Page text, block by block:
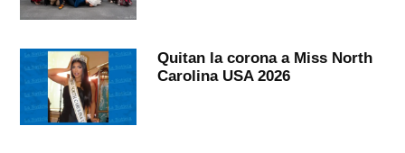
Quitan la corona a Miss North
Carolina USA 2026